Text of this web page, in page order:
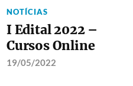
NOTÍCIAS
I Edital 2022 –
Cursos Online
19/05/2022